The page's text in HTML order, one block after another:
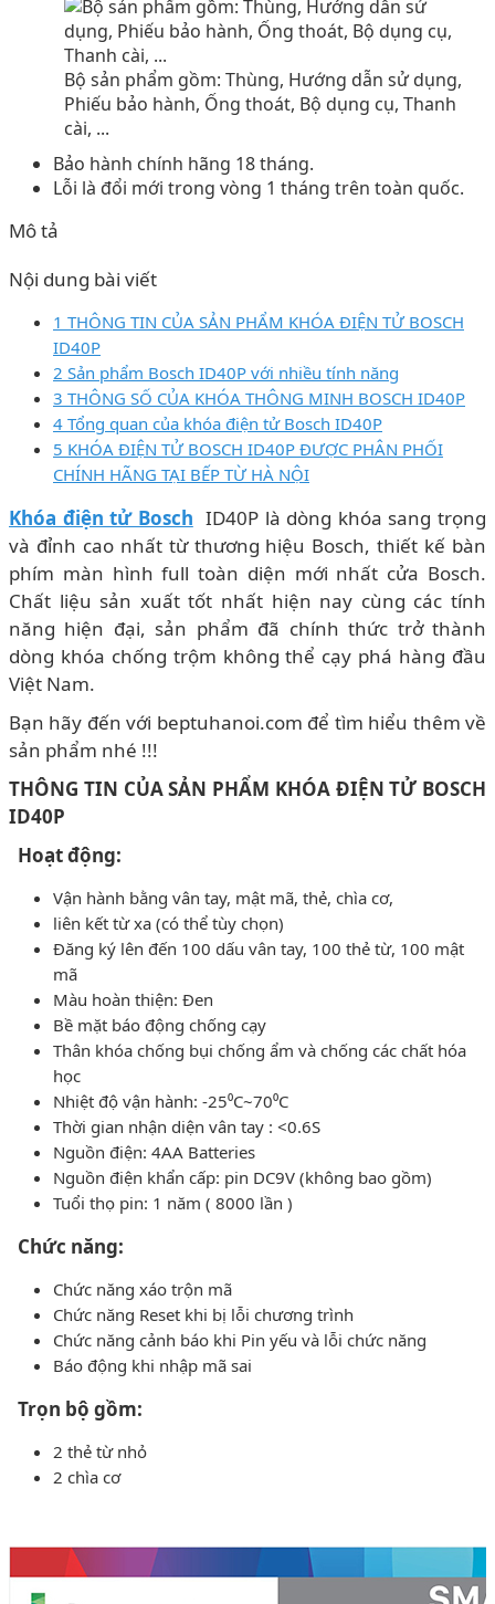
Bộ sản phẩm gồm: Thùng, Hướng dẫn sử dụng,
Phiếu bảo hành, Ống thoát, Bộ dụng cụ, Thanh
cài, ...
Bảo hành chính hãng 18 tháng.
Lỗi là đổi mới trong vòng 1 tháng trên toàn quốc.
Mô tả
Nội dung bài viết
1 THÔNG TIN CỦA SẢN PHẨM KHÓA ĐIỆN TỬ BOSCH
ID40P
2 Sản phẩm Bosch ID40P với nhiều tính năng
3 THÔNG SỐ CỦA KHÓA THÔNG MINH BOSCH ID40P
4 Tổng quan của khóa điện tử Bosch ID40P
5 KHÓA ĐIỆN TỬ BOSCH ID40P ĐƯỢC PHÂN PHỐI
CHÍNH HÃNG TẠI BẾP TỪ HÀ NỘI
Khóa điện tử Bosch ID40P là dòng khóa sang trọng
và đỉnh cao nhất từ thương hiệu Bosch, thiết kế bàn
phím màn hình full toàn diện mới nhất cửa Bosch.
Chất liệu sản xuất tốt nhất hiện nay cùng các tính
năng hiện đại, sản phẩm đã chính thức trở thành
dòng khóa chống trộm không thể cạy phá hàng đầu
Việt Nam.
Bạn hãy đến với beptuhanoi.com để tìm hiểu thêm về
sản phẩm nhé !!!
THÔNG TIN CỦA SẢN PHẨM KHÓA ĐIỆN TỬ BOSCH
ID40P
Hoạt động:
Vận hành bằng vân tay, mật mã, thẻ, chìa cơ,
liên kết từ xa (có thể tùy chọn)
Đăng ký lên đến 100 dấu vân tay, 100 thẻ từ, 100 mật
mã
Màu hoàn thiện: Đen
Bề mặt báo động chống cạy
Thân khóa chống bụi chống ẩm và chống các chất hóa
học
Nhiệt độ vận hành: -25⁰C~70⁰C
Thời gian nhận diện vân tay : <0.6S
Nguồn điện: 4AA Batteries
Nguồn điện khẩn cấp: pin DC9V (không bao gồm)
Tuổi thọ pin: 1 năm ( 8000 lần )
Chức năng:
Chức năng xáo trộn mã
Chức năng Reset khi bị lỗi chương trình
Chức năng cảnh báo khi Pin yếu và lỗi chức năng
Báo động khi nhập mã sai
Trọn bộ gồm:
2 thẻ từ nhỏ
2 chìa cơ